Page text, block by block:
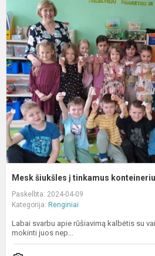
Mesk šiukšles į tinkamus
Paskelbta: 2024-04-09
Kategorija: Renginiai
Labai svarbu apie rūšiavimą kalbėtis su
mokinti juos nep...